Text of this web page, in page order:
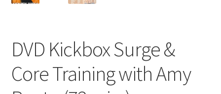
DVD Kickbox Surge &
Core Training with Amy